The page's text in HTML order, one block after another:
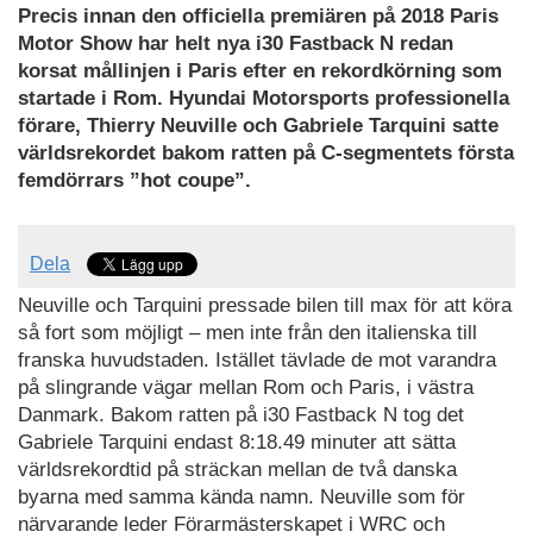
Precis innan den officiella premiären på 2018 Paris
Motor Show har helt nya i30 Fastback N redan
korsat mållinjen i Paris efter en rekordkörning som
startade i Rom. Hyundai Motorsports professionella
förare, Thierry Neuville och Gabriele Tarquini satte
världsrekordet bakom ratten på C-segmentets första
femdörrars ”hot coupe”.
Dela
Neuville och Tarquini pressade bilen till max för att köra
så fort som möjligt – men inte från den italienska till
franska huvudstaden. Istället tävlade de mot varandra
på slingrande vägar mellan Rom och Paris, i västra
Danmark. Bakom ratten på i30 Fastback N tog det
Gabriele Tarquini endast 8:18.49 minuter att sätta
världsrekordtid på sträckan mellan de två danska
byarna med samma kända namn. Neuville som för
närvarande leder Förarmästerskapet i WRC och